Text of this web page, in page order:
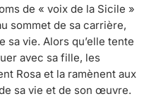
de « voix de la Sicile »
sommet de sa carrière,
sa vie. Alors qu’elle tente
avec sa fille, les
Rosa et la ramènent aux
sa vie et de son œuvre.